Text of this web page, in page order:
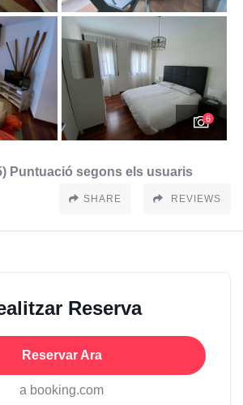
6
Puntuació segons els usuaris
SHARE REVIEWS
Reserva
Reservar Ara
a booking.com